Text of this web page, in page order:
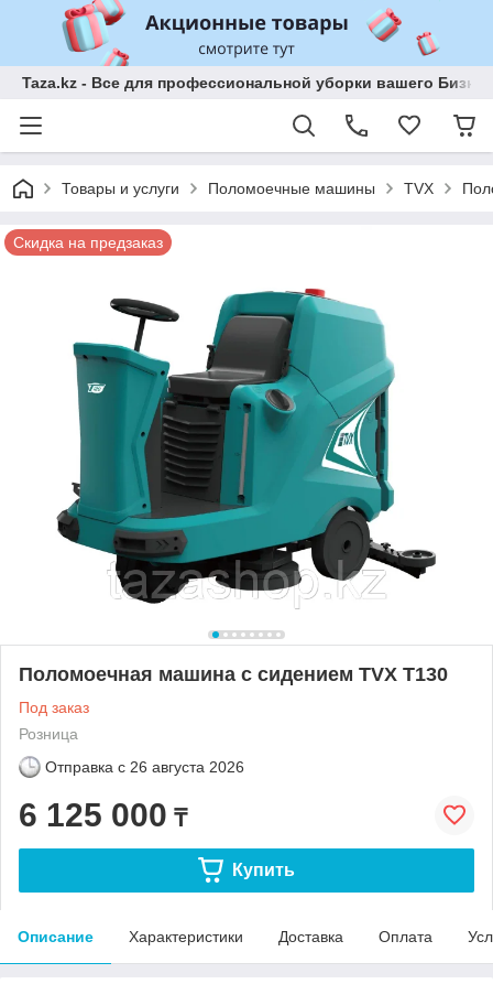
Taza.kz - Все для профессиональной уборки вашего
Товары и услуги Поломоечные машины TVX
Скидка на предзаказ
Поломоечная машина с сидением TVX T130
Под заказ
Розница
Отправка с 26 августа 2026
6 125 000 ₸
Купить
Описание Характеристики Доставка Оплата